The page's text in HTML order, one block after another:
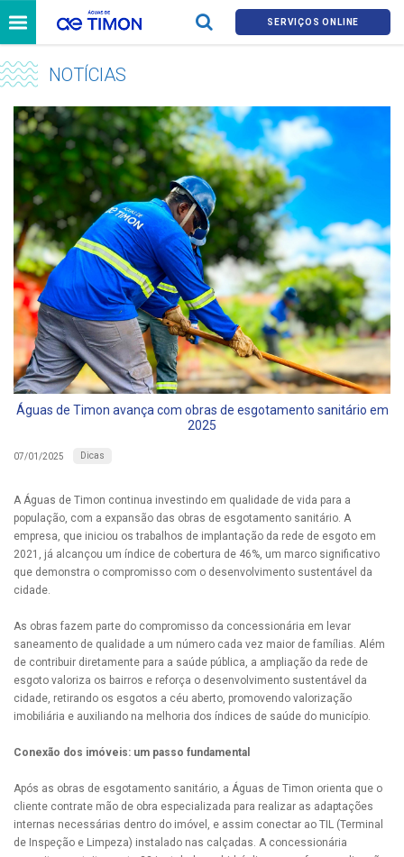
SERVIÇOS ONLINE
NOTÍCIAS
Águas de Timon avança com obras de esgotamento sanitário em
2025
07/01/2025 Dicas
A Águas de Timon continua investindo em qualidade de vida para a
população, com a expansão das obras de esgotamento sanitário. A
empresa, que iniciou os trabalhos de implantação da rede de esgoto em
2021, já alcançou um índice de cobertura de 46%, um marco significativo
que demonstra o compromisso com o desenvolvimento sustentável da
cidade.
As obras fazem parte do compromisso da concessionária em levar
saneamento de qualidade a um número cada vez maior de famílias. Além
de contribuir diretamente para a saúde pública, a ampliação da rede de
esgoto valoriza os bairros e reforça o desenvolvimento sustentável da
cidade, retirando os esgotos a céu aberto, promovendo valorização
imobiliária e auxiliando na melhoria dos índices de saúde do município.
Conexão dos imóveis: um passo fundamental
Após as obras de esgotamento sanitário, a Águas de Timon orienta que o
cliente contrate mão de obra especializada para realizar as adaptações
internas necessárias dentro do imóvel, e assim conectar ao TIL (Terminal
de Inspeção e Limpeza) instalado nas calçadas. A concessionária